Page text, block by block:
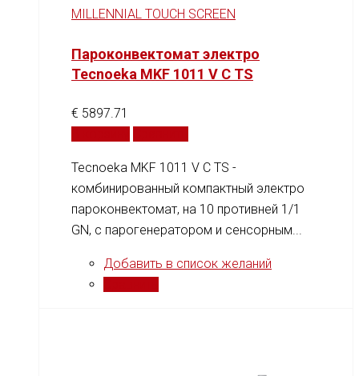
MILLENNIAL TOUCH SCREEN
Пароконвектомат электро
Tecnoeka MKF 1011 V C TS
€ 5897.71
Tecnoeka MKF 1011 V C TS -
комбинированный компактный электро
пароконвектомат, на 10 противней 1/1
GN, c парогенератором и сенсорным...
Добавить в список желаний